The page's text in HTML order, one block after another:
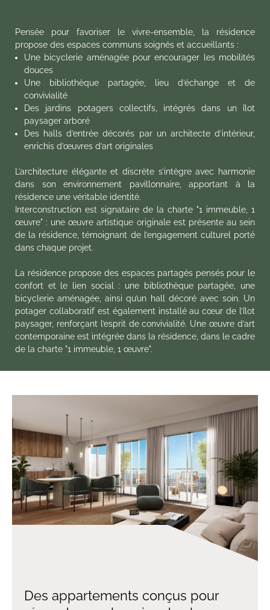
Pensée pour favoriser le vivre-ensemble, la résidence
propose des espaces communs soignés et accueillants :
Une bicyclerie aménagée pour encourager les mobilités
douces
Une bibliothèque partagée, lieu d’échange et de
convivialité
Des jardins potagers collectifs, intégrés dans un îlot
paysager arboré
Des halls d’entrée décorés par un architecte d’intérieur,
enrichis d’œuvres d’art originales
L’architecture élégante et discrète s’intègre avec harmonie
dans son environnement pavillonnaire, apportant à la
résidence une véritable identité.
Interconstruction est signataire de la charte "1 immeuble, 1
œuvre" : une œuvre artistique originale est présente au sein
de la résidence, témoignant de l’engagement culturel porté
dans chaque projet.
La résidence propose des espaces partagés pensés pour le
confort et le lien social : une bibliothèque partagée, une
bicyclerie aménagée, ainsi qu’un hall décoré avec soin. Un
potager collaboratif est également installé au cœur de l’îlot
paysager, renforçant l’esprit de convivialité. Une œuvre d’art
contemporaine est intégrée dans la résidence, dans le cadre
de la charte "1 immeuble, 1 œuvre".
Des appartements conçus pour